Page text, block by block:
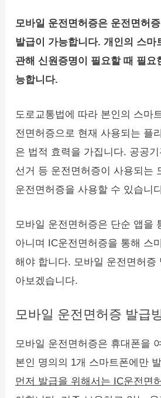
모바일 운전면허증은 운전면허
발급이 가능합니다. 개인의 스마
관해 신원증명이 필요할 때 필요
능합니다.
도로교통법에 따라 본인의 스마
전면허증으로 현재 사용되는 플
은 법적 효력을 가집니다. 공공
선거 등 운전면허증이 사용되는
운전면허증을 사용할 수 있습니
모바일 운전면허증은 단순 앱을
아니며 IC운전면허증을 통해 스
해야 합니다. 모바일 운전면허증
아보겠습니다.
모바일 운전면허증 발급
모바일 운전면허증은 휴대폰을
본인 명의의 1개 스마트폰에만
먼저 발급을 위해서는 IC운전면